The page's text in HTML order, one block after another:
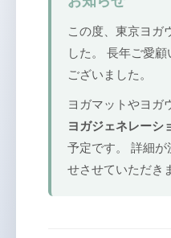
この度、東京ヨガ
した。 長年ご愛
ございました。
ヨガマットやヨガ
ヨガジェネレーシ
予定です。 詳細
せさせていただき